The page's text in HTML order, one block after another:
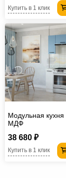
Купить в 1 клик
Модульная
МДФ
38 680 ₽
Купить в 1 клик